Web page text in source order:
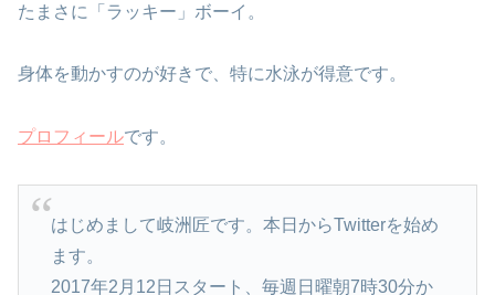
たまさに「ラッキー」ボーイ。
身体を動かすのが好きで、特に水泳が得意です。
プロフィールです。
はじめまして岐洲匠です。本日からTwitterを始め
ます。
2017年2月12日スタート、毎週日曜朝7時30分か